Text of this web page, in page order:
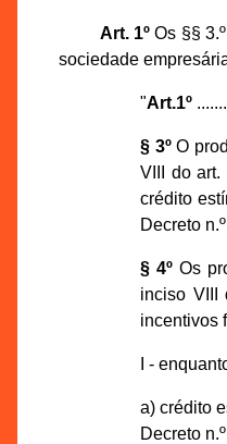
Art. 1ºOs §§
sociedade
"Art.1º
§ 3ºO
VIII do
crédito
Decreto
§ 4º Os
inciso VIII
incentivos
I -
a) crédito
Decreto